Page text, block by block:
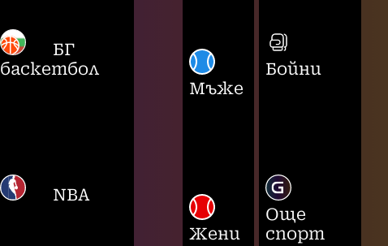
БГ
баскетбол
NBA
Мъже
Жени
Бойни
Още
спорт